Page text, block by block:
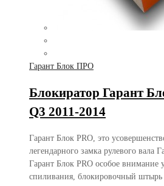
Гарант Блок ПРО
Блокиратор Гарант
Q3 2011-2014
Гарант Блок PRO, это
легендарного замка рулевого вала
Гарант Блок PRO особое внимание
спиливания, блокировочный штырь